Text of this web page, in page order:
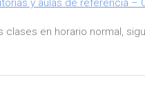
y aulas de referencia –
en horario normal,